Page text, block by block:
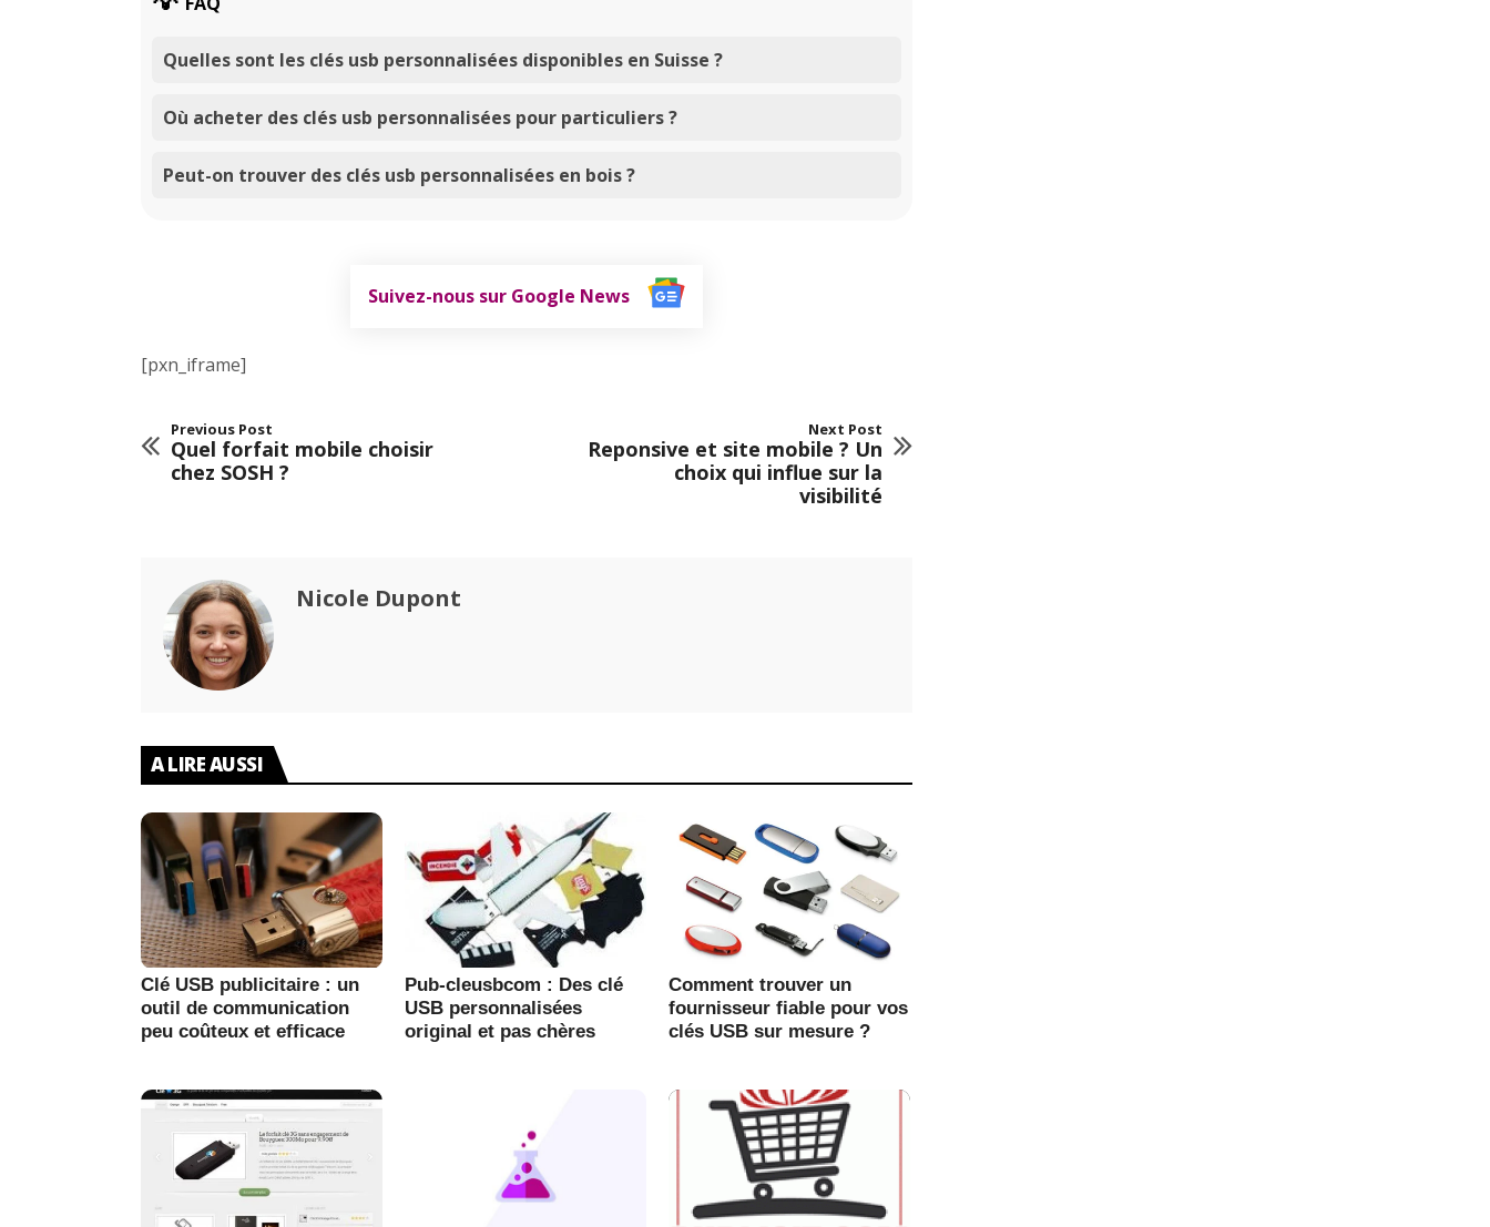
Quelles sont les clés usb personnalisées disponibles en Suisse ?
Où acheter des clés usb personnalisées pour particuliers ?
Peut-on trouver des clés usb personnalisées en bois ?
Suivez-nous sur Google News
[pxn_iframe]
Previous Post
Quel forfait mobile choisir
chez SOSH ?
Next Post
Reponsive et site mobile ? Un
choix qui influe sur la
visibilité
Nicole Dupont
A LIRE AUSSI
Clé USB publicitaire : un
outil de communication
peu coûteux et efficace
Pub-cleusbcom : Des clé
USB personnalisées
original et pas chères
Comment trouver un
fournisseur fiable pour vos
clés USB sur mesure ?